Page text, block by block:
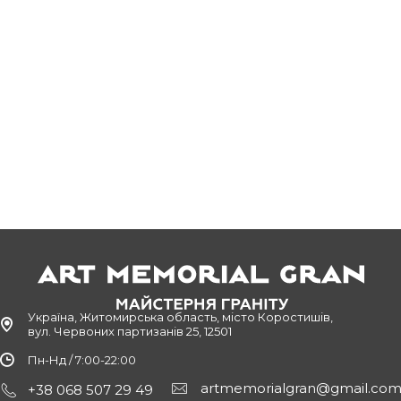
варіантами, але все ж таки варто відзначити кілька
Україна, Житомирська область, місто Коростишів,
вул. Червоних партизанів 25, 12501
Пн-Нд / 7:00-22:00
+38 068 507 29 49 artmemorialgran@gmail.com